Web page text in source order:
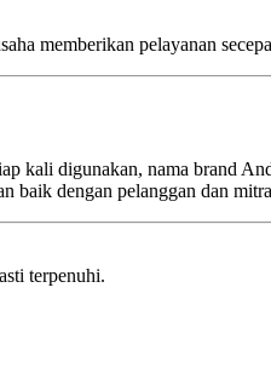
memberikan pelayanan
kali digunakan, nama brand
baik dengan pelanggan dan
terpenuhi.